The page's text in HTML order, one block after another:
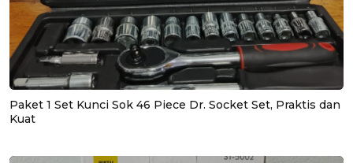
Paket 1 Set Kunci Sok 46 Piece Dr. Socket Set, Praktis dan
Kuat